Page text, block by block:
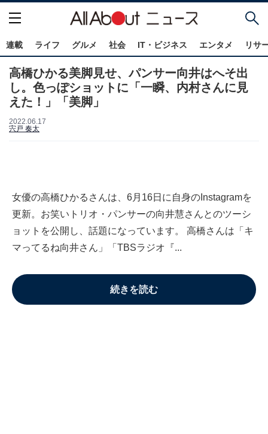
連載 ライフ グルメ 社会 IT・ビジネス エンタメ リサ
高橋ひかる美脚見せ、パンサー向井はへそ出
し。色っぽショットに「一瞬、内村さんに見
えた！」「美脚」
2022.06.17
宍戸 奏太
女優の高橋ひかるさんは、6月16日に自身のInstagramを
更新。お笑いトリオ・パンサーの向井慧さんとのツーシ
ョットを公開し、話題になっています。 高橋さんは「キ
マってるね向井さん」「TBSラジオ『...
続きを読む